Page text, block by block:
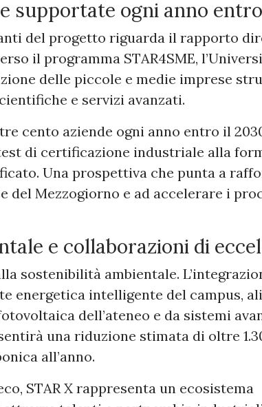
supportate ogni anno
del progetto riguarda il rapporto
il programma STAR4SME,
delle piccole e medie imprese
e servizi avanzati.
cento aziende ogni anno entro il
di certificazione industriale alla
Una prospettiva che punta a
del Mezzogiorno e ad accelerare i
e collaborazioni di
sostenibilità ambientale.
energetica intelligente del campus,
dell’ateneo e da sistemi
una riduzione stimata di oltre
all’anno.
STAR X rappresenta un ecosistema